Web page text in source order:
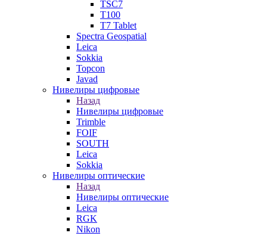
TSC7
T100
T7 Tablet
Spectra Geospatial
Leica
Sokkia
Topcon
Javad
Нивелиры цифровые
Назад
Нивелиры цифровые
Trimble
FOIF
SOUTH
Leica
Sokkia
Нивелиры оптические
Назад
Нивелиры оптические
Leica
RGK
Nikon